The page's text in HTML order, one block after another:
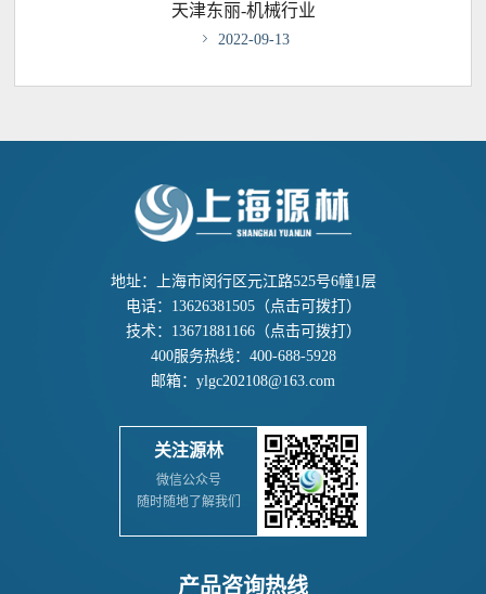
天津东丽-机械行业
 2022-09-13
地址：上海市闵行区元江路525号6幢1层
电话： 13626381505（点击可拨打）
技术： 13671881166（点击可拨打）
400服务热线： 400-688-5928
邮箱： ylgc202108@163.com
关注源林
微信公众号
随时随地了解我们
产品咨询热线